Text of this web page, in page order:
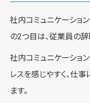
社内コミュニケーショ
の2つ目は、従業員の辞
社内コミュニケーショ
レスを感じやすく、仕
ます。